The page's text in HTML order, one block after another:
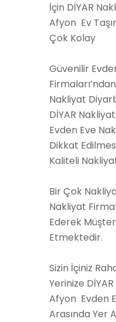
İçin DİYAR
Afyon Ev
Çok Kolay
Güvenilir
Nakliyat
DİYAR
Evden Eve
Dikkat
Kaliteli
Bir Çok
Nakliyat
Ederek
Etmektedir.
Sizin İçiniz
Yerinize
Afyon Evden
Arasında Yer